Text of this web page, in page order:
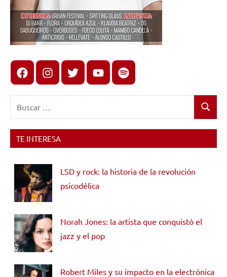
FacebookInstagram
X youtubespotify
Buscar
TE INTERESA
LSD y rock: la historia de la revolución
psicodélica
Norah Jones: la artista que conquistó el
jazz y el pop
Robert Miles y su impacto en la electrónica